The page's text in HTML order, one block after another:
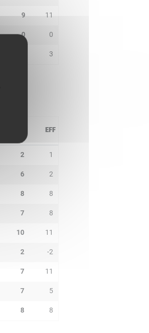
9 11
0 0
3
EFF
2 1
6 2
8 8
7 8
10 11
2 -2
7 11
7 5
8 8